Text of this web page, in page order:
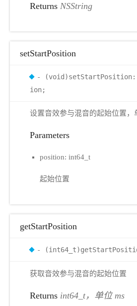
Returns NSString
setStartPosition
-
ion;
设置音效参与混音的起始位置，
Parameters
position: int64_t
起始位置
getStartPosition
-
获取音效参与混音的起始位置
Returns int64_t，单位 ms